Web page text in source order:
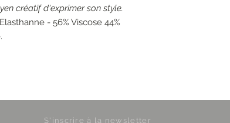
créatif d'exprimer son style.
- 56% Viscose 44%
S'inscrire à la newsletter